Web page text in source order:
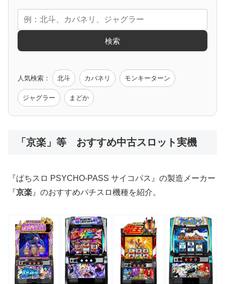
エヴァ コードギアス 化物語 炎炎ノ消防隊
モンハン バイオ ペルソナ
検索
人気検索： 北斗 カバネリ モンキーターン
ジャグラー まどか
「京楽」等 おすすめ中古スロット実機
『ぱちスロ PSYCHO-PASS サイコパス』の製造メーカー
『京楽 』のおすすめパチスロ機種を紹介。